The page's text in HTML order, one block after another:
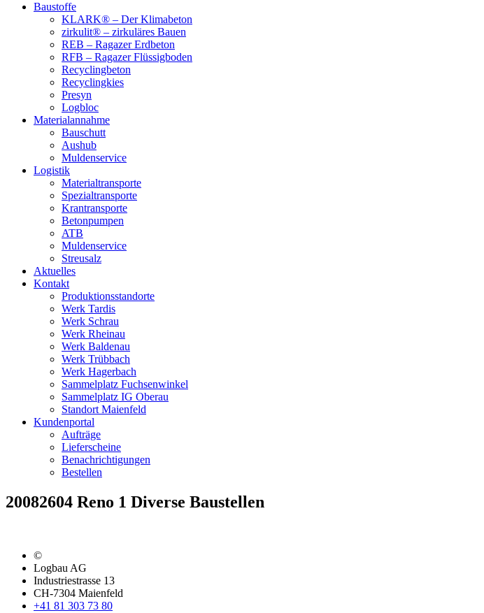
Baustoffe
KLARK® – Der Klimabeton
zirkulit® – zirkuläres Bauen
REB – Ragazer Erdbeton
RFB – Ragazer Flüssigboden
Recyclingbeton
Recyclingkies
Presyn
Logbloc
Materialannahme
Bauschutt
Aushub
Muldenservice
Logistik
Materialtransporte
Spezialtransporte
Krantransporte
Betonpumpen
ATB
Muldenservice
Streusalz
Aktuelles
Kontakt
Produktionsstandorte
Werk Tardis
Werk Schrau
Werk Rheinau
Werk Baldenau
Werk Trübbach
Werk Hagerbach
Sammelplatz Fuchsenwinkel
Sammelplatz IG Oberau
Standort Maienfeld
Kundenportal
Aufträge
Lieferscheine
Benachrichtigungen
Bestellen
20082604 Reno 1 Diverse Baustellen
©
Logbau AG
Industriestrasse 13
CH-7304 Maienfeld
+41 81 303 73 80